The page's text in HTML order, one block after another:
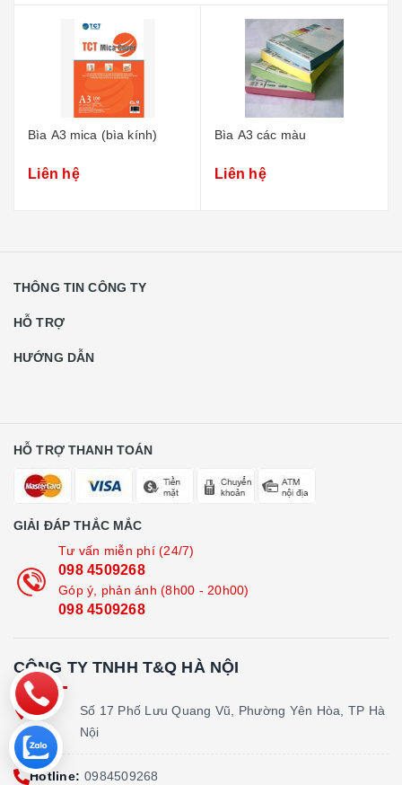
Bìa A3 mica (bìa kính)
Liên hệ
Bìa A3 các màu
Liên hệ
THÔNG TIN CÔNG TY
HỖ TRỢ
HƯỚNG DẪN
HỖ TRỢ THANH TOÁN
GIẢI ĐÁP THẮC MẮC
Tư vấn miễn phí (24/7)
098 4509268
Góp ý, phản ánh (8h00 - 20h00)
098 4509268
CÔNG TY TNHH T&Q HÀ NỘI
Địa
chỉ:
Số 17 Phố Lưu Quang Vũ, Phường Yên Hòa, TP Hà
Nội
Hotline: 0984509268